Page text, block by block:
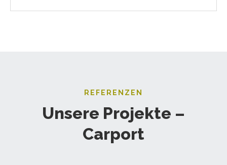
REFERENZEN
Unsere Projekte –
Carport